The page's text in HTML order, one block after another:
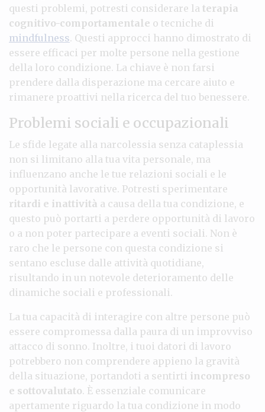
questi problemi, potresti considerare la terapia
cognitivo-comportamentale o tecniche di
mindfulness. Questi approcci hanno dimostrato di
essere efficaci per molte persone nella gestione
della loro condizione. La chiave è non farsi
prendere dalla disperazione ma cercare aiuto e
rimanere proattivi nella ricerca del tuo benessere.
Problemi sociali e occupazionali
Le sfide legate alla narcolessia senza cataplessia
non si limitano alla tua vita personale, ma
influenzano anche le tue relazioni sociali e le
opportunità lavorative. Potresti sperimentare
ritardi e inattività a causa della tua condizione, e
questo può portarti a perdere opportunità di lavoro
o a non poter partecipare a eventi sociali. Non è
raro che le persone con questa condizione si
sentano escluse dalle attività quotidiane,
risultando in un notevole deterioramento delle
dinamiche sociali e professionali.
La tua capacità di interagire con altre persone può
essere compromessa dalla paura di un improvviso
attacco di sonno. Inoltre, i tuoi datori di lavoro
potrebbero non comprendere appieno la gravità
della situazione, portandoti a sentirti incompreso
e sottovalutato. È essenziale comunicare
apertamente riguardo la tua condizione in modo